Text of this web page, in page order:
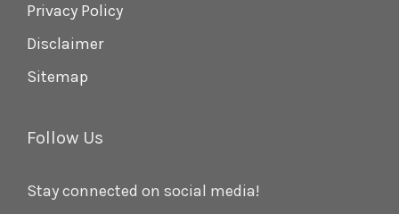
Privacy Policy
Disclaimer
Sitemap
Follow Us
Stay connected on social media!